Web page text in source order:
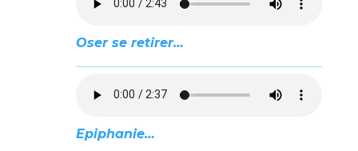
Oser se retirer…
Epiphanie…